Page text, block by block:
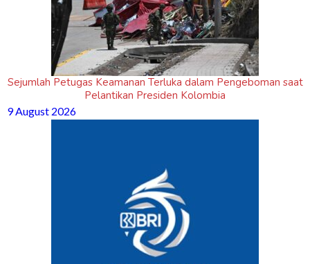
Sejumlah Petugas Keamanan Terluka dalam Pengeboman saat
Pelantikan Presiden Kolombia
9 August 2026